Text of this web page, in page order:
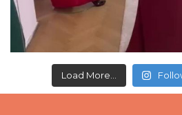
Load More...